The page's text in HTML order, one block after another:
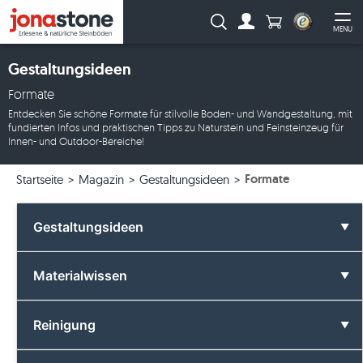
MENU
Suche: Anzahl
Gestaltungsideen
Formate
Entdecken Sie schöne Formate für stilvolle Boden- und Wandgestaltung, mit
fundierten Infos und praktischen Tipps zu Naturstein und Feinsteinzeug für
Innen- und Outdoor-Bereiche!
Startseite Magazin Gestaltungsideen Formate
Gestaltungsideen
Alle Gestaltungsideen
Badezimmer
Materialwissen
Alle Materialwissen
Basalt
Reinigung